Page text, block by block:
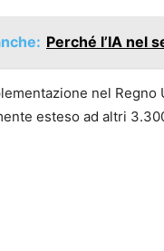
Perché l’IA nel
nel Regno
esteso ad altri